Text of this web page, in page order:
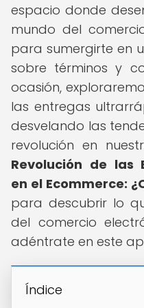
espacio donde
mundo del
para sumergirte en
sobre términos y
ocasión,
las entregas
desvelando las
revolución en
Revolución de las
en el Ecommerce:
para descubrir lo
del comercio
adéntrate en este
Índice